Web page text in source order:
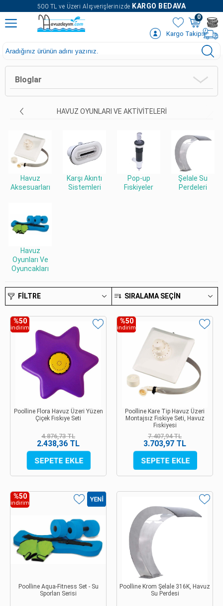
500 TL ve Üzeri Alışverişlerinizde KARGO BEDAVA
0
Kargo Takip
Bloglar
HAVUZ OYUNLARI VE AKTIVITELERI
Havuz
Aksesuarları
Karşı Akıntı
Sistemleri
Pop-up
Fıskiyeler
Şelale Su
Perdeleri
Havuz
Oyunları Ve
Oyuncakları
FILTRE SIRALAMA SEÇIN
%50
indirim
Poolline Flora Havuz Üzeri Yüzen
Çiçek Fıskıye Seti
4.876,73 TL
2.438,36 TL
%50
indirim
Poolline Kare Tip Havuz Üzeri
Montajsız Fıskiye Seti, Havuz
Fıskiyesi
7.407,94 TL
3.703,97 TL
%50
indirim
Poolline Aqua-Fitness Set - Su
Sporları Serisi
Poolline Krom Şelale 316K, Havuz
Su Perdesi